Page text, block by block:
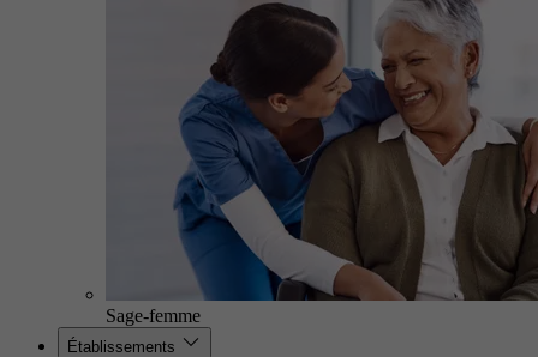
Sage-femme
Établissements